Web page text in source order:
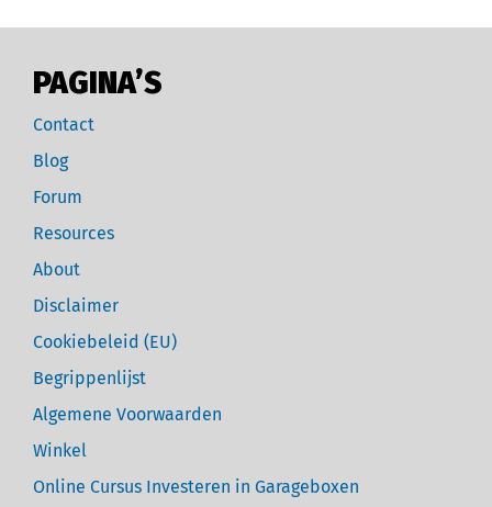
PAGINA’S
Contact
Blog
Forum
Resources
About
Disclaimer
Cookiebeleid (EU)
Begrippenlijst
Algemene Voorwaarden
Winkel
Online Cursus Investeren in Garageboxen